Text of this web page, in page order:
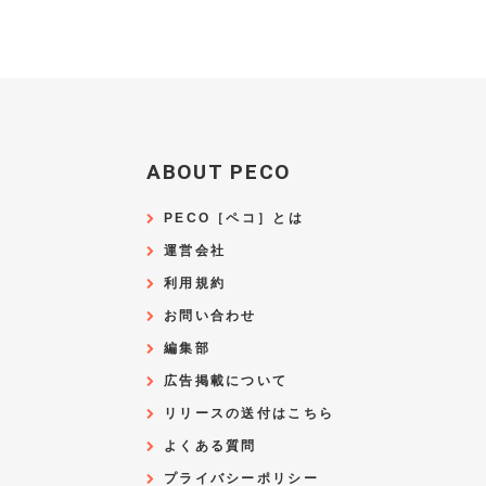
ABOUT PECO
PECO［ペコ］とは
運営会社
利用規約
お問い合わせ
編集部
広告掲載について
リリースの送付はこちら
よくある質問
プライバシーポリシー